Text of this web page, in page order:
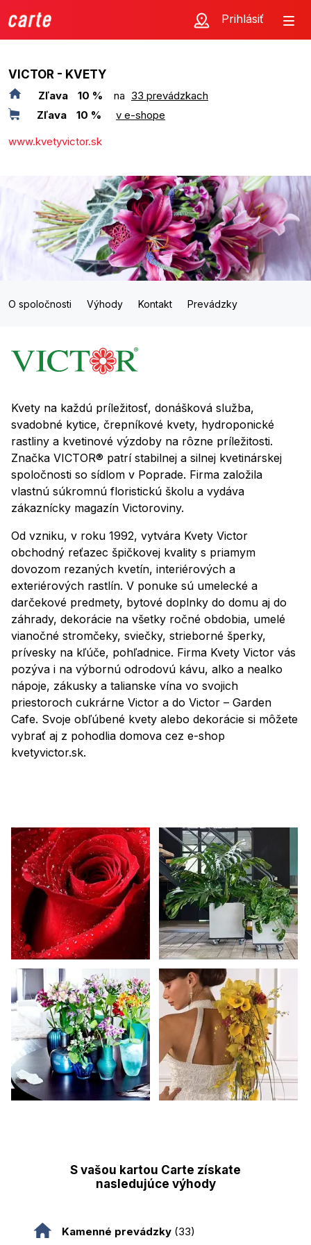
Prihlásiť
VICTOR - KVETY
Zľava 10 % na 33 prevádzkach
Zľava
10 %
v e-shope
www.kvetyvictor.sk
O spoločnosti Výhody Kontakt Prevádzky
Kvety na každú príležitosť, donášková služba,
svadobné kytice, črepníkové kvety, hydroponické
rastliny a kvetinové výzdoby na rôzne príležitosti.
Značka VICTOR® patrí stabilnej a silnej kvetinárskej
spoločnosti so sídlom v Poprade. Firma založila
vlastnú súkromnú floristickú školu a vydáva
zákaznícky magazín Victoroviny.
Od vzniku, v roku 1992, vytvára Kvety Victor
obchodný reťazec špičkovej kvality s priamym
dovozom rezaných kvetín, interiérových a
exteriérových rastlín. V ponuke sú umelecké a
darčekové predmety, bytové doplnky do domu aj do
záhrady, dekorácie na všetky ročné obdobia, umelé
vianočné stromčeky, sviečky, strieborné šperky,
prívesky na kľúče, pohľadnice. Firma Kvety Victor vás
pozýva i na výbornú odrodovú kávu, alko a nealko
nápoje, zákusky a talianske vína vo svojich
priestoroch cukrárne Victor a do Victor – Garden
Cafe. Svoje obľúbené kvety alebo dekorácie si môžete
vybrať aj z pohodlia domova cez e-shop
kvetyvictor.sk.
S vašou kartou Carte získate
nasledujúce výhody
Kamenné prevádzky (33)